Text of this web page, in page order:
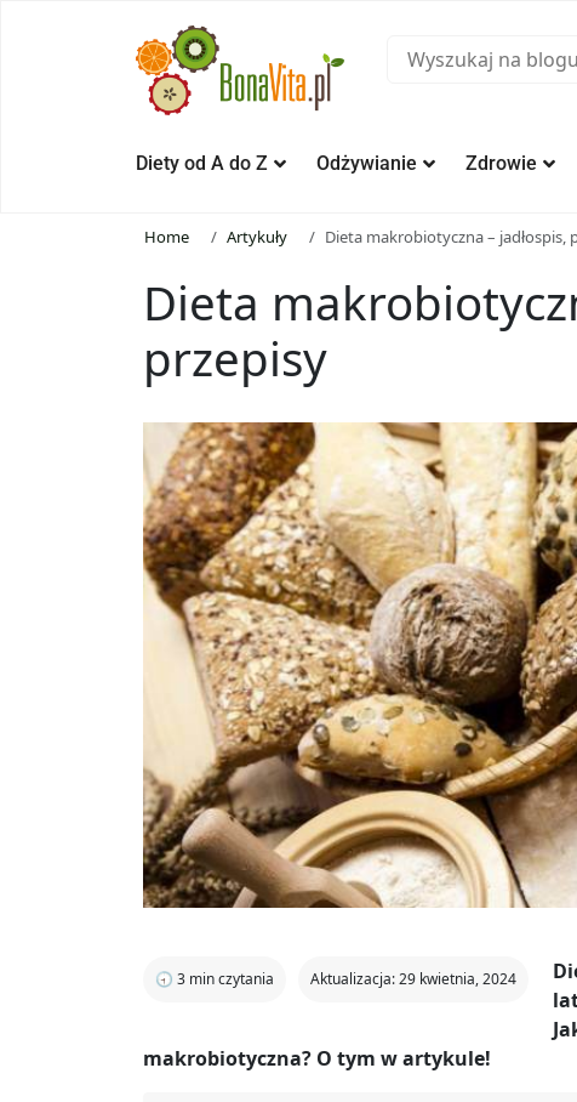
Diety od A do Z Odżywianie Zdrowie
Home Artykuły Dieta makrobiotyczna – jadłospis,
Dieta
przepisy
🕣 3 min czytania Aktualizacja: 29 kwietnia, 2024
makrobiotyczna? O tym w artykule!